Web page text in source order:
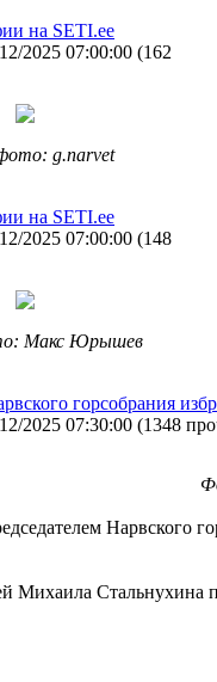
на SETI.ee
2025 07:00:00 (162
g.narvet
на SETI.ee
2025 07:00:00 (148
Макс Юрышев
горсобрания
2025 07:30:00 (1348
Нарвского
Михаила Стальнухина